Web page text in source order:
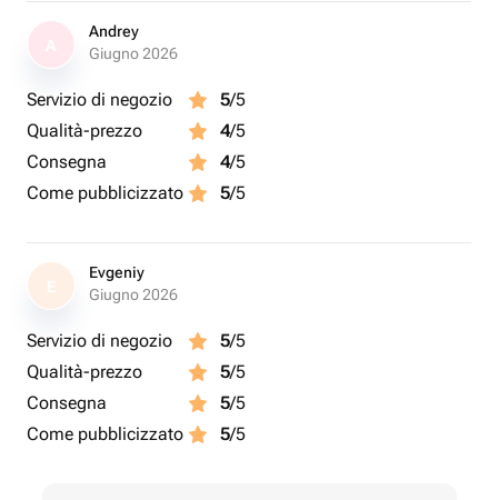
Andrey
Giugno 2026
Servizio di negozio 5/5
Qualità-prezzo
4/5
Consegna
4/5
Come pubblicizzato
5/5
E
Evgeniy
Giugno 2026
Servizio di negozio 5/5
Qualità-prezzo
5/5
Consegna
5/5
Come pubblicizzato
5/5